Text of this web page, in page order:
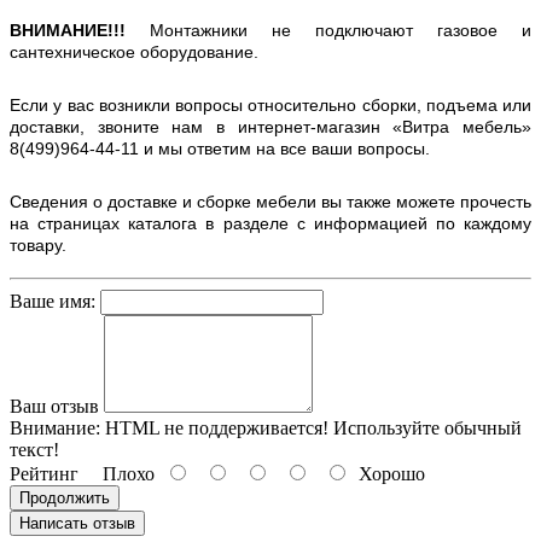
ВНИМАНИЕ!!! Монтажники не подключают газовое и
сантехническое оборудование.
Если у вас возникли вопросы относительно сборки, подъема или
доставки, звоните нам в интернет-магазин «Витра мебель»
8(499)964-44-11 и мы ответим на все ваши вопросы.
Сведения о доставке и сборке мебели вы также можете прочесть
на страницах каталога в разделе с информацией по каждому
товару.
Ваше имя:
Ваш отзыв
Внимание: HTML не поддерживается! Используйте обычный
текст!
Рейтинг Плохо Хорошо
Продолжить
Написать отзыв